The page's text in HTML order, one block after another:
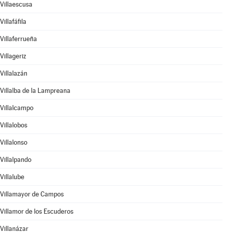
Villaescusa
Villafáfila
Villaferrueña
Villageriz
Villalazán
Villalba de la Lampreana
Villalcampo
Villalobos
Villalonso
Villalpando
Villalube
Villamayor de Campos
Villamor de los Escuderos
Villanázar